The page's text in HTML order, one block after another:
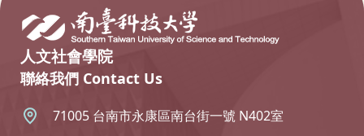
人文社會學院
聯絡我們 Contact Us
71005 台南市永康區南台街一號 N402室